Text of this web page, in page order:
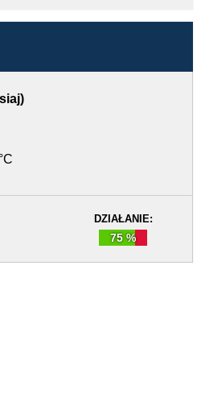
DZIAŁANIE:
75 %